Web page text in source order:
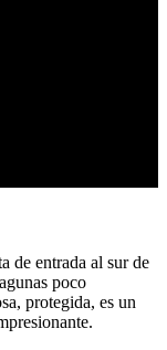
de entrada al sur de
poco
protegida, es un